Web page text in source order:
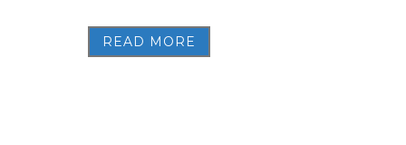
READ MORE